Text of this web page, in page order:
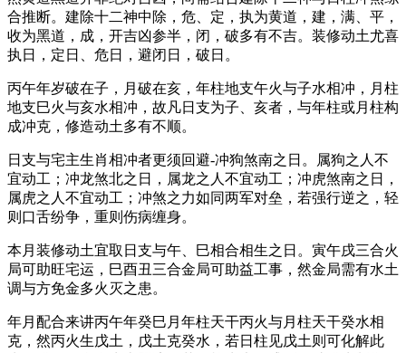
合推断。建除十二神中除，危、定，执为黄道，建，满、平，
收为黑道，成，开吉凶参半，闭，破多有不吉。装修动土尤喜
执日，定日、危日，避闭日，破日。
丙午年岁破在子，月破在亥，年柱地支午火与子水相冲，月柱
地支巳火与亥水相冲，故凡日支为子、亥者，与年柱或月柱构
成冲克，修造动土多有不顺。
日支与宅主生肖相冲者更须回避-冲狗煞南之日。属狗之人不
宜动工；冲龙煞北之日，属龙之人不宜动工；冲虎煞南之日，
属虎之人不宜动工；冲煞之力如同两军对垒，若强行逆之，轻
则口舌纷争，重则伤病缠身。
本月装修动土宜取日支与午、巳相合相生之日。寅午戌三合火
局可助旺宅运，巳酉丑三合金局可助益工事，然金局需有水土
调与方免金多火灭之患。
年月配合来讲丙午年癸巳月年柱天干丙火与月柱天干癸水相
克，然丙火生戊土，戊土克癸水，若日柱见戊土则可化解此